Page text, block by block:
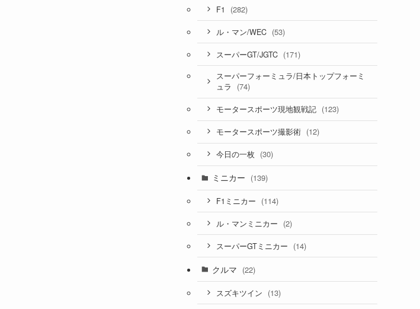
F1 (282)
ル・マン/WEC (53)
スーパーGT/JGTC (171)
スーパーフォーミュラ/日本トップフォーミ
ュラ
(74)
モータースポーツ現地観戦記 (123)
モータースポーツ撮影術 (12)
今日の一枚 (30)
ミニカー (139)
F1ミニカー (114)
ル・マンミニカー (2)
スーパーGTミニカー (14)
クルマ (22)
スズキツイン (13)